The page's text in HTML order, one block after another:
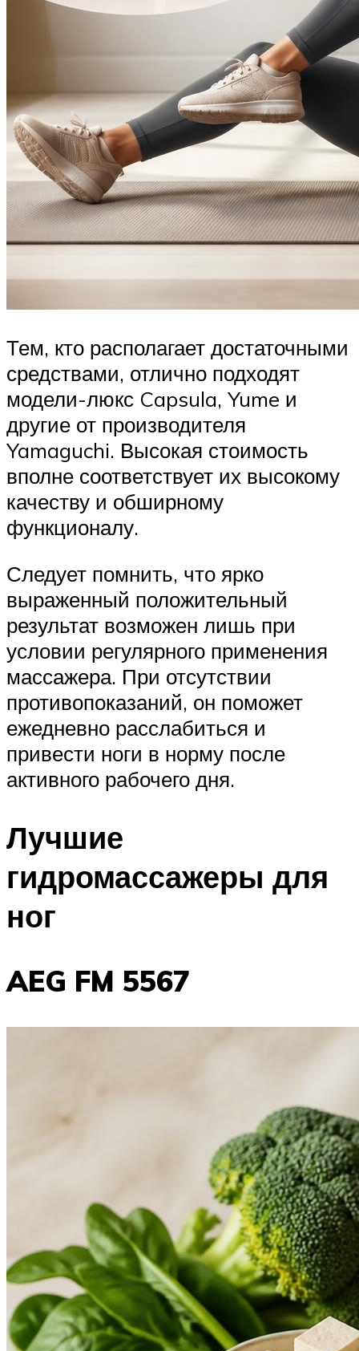
Тем, кто располагает достаточными
средствами, отлично подходят
модели-люкс Capsula, Yume и
другие от производителя
Yamaguchi. Высокая стоимость
вполне соответствует их высокому
качеству и обширному
функционалу.
Следует помнить, что ярко
выраженный положительный
результат возможен лишь при
условии регулярного применения
массажера. При отсутствии
противопоказаний, он поможет
ежедневно расслабиться и
привести ноги в норму после
активного рабочего дня.
Лучшие
гидромассажеры для
ног
AEG FM 5567